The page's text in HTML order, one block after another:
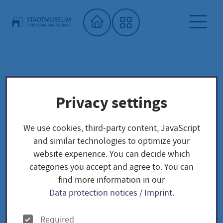
Home"
Sonderausstellungen 2016 - 2020
Sonderausstellungen
2016 - 2020
Privacy settings
We use cookies, third-party content, JavaScript
and similar technologies to optimize your
website experience. You can decide which
categories you accept and agree to. You can
find more information in our
Data protection notices / Imprint.
O
Required